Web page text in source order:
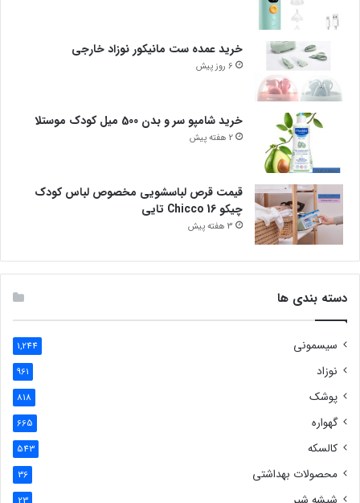
خرید عمده ست مانیکور نوزاد خارجی
6 روز پیش
خرید شامپو سر و بدن 500 میل کودک موستلا
2 هفته پیش
قیمت قرص لباسشویی مخصوص لباس کودک
چیکو Chicco 16 تایی
3 هفته پیش
دسته بندی ها
سیسمونی 1,244
نوزاد 961
پوشک 818
گهواره 665
کالسکه 543
محصولات بهداشتی 36